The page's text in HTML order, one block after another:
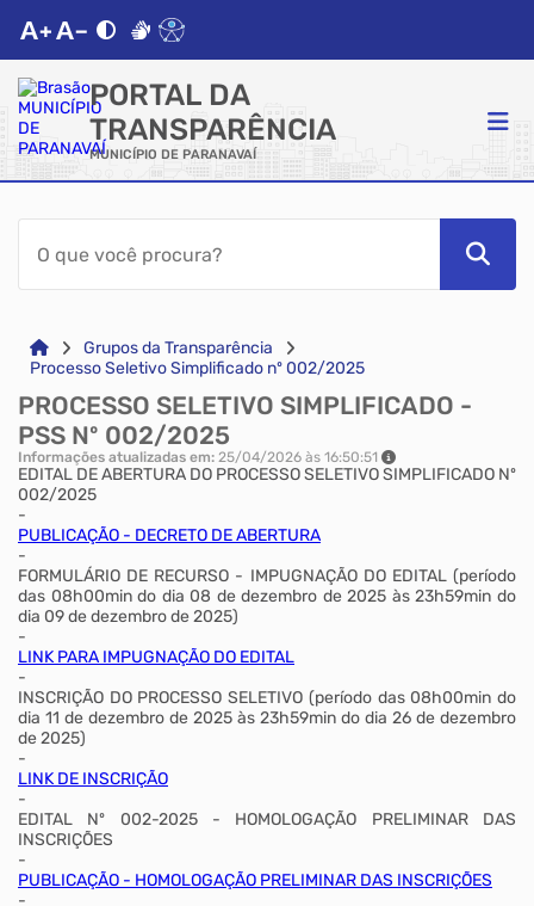
PORTAL DA
TRANSPARÊNCIA
MUNICÍPIO DE PARANAVAÍ
ACESSO RÁPIDO
Acessibilidade
Cidadão
Autoatendimento
Mapa do Site
Grupos da Transparência
Processo Seletivo Simplificado nº 002/2025
PROCESSO SELETIVO SIMPLIFICADO -
PSS Nº 002/2025
Informações atualizadas em: 25/04/2026 às 16:50:51
EDITAL DE ABERTURA DO PROCESSO SELETIVO SIMPLIFICADO Nº
002/2025
-
PUBLICAÇÃO - DECRETO DE ABERTURA
-
FORMULÁRIO DE RECURSO - IMPUGNAÇÃO DO EDITAL (período
das 08h00min do dia 08 de dezembro de 2025 às 23h59min do
dia 09 de dezembro de 2025)
-
LINK PARA IMPUGNAÇÃO DO EDITAL
-
INSCRIÇÃO DO PROCESSO SELETIVO (período das 08h00min do
dia 11 de dezembro de 2025 às 23h59min do dia 26 de dezembro
de 2025)
-
LINK DE INSCRIÇÃO
-
EDITAL Nº 002-2025 - HOMOLOGAÇÃO PRELIMINAR DAS
INSCRIÇÕES
-
PUBLICAÇÃO - HOMOLOGAÇÃO PRELIMINAR DAS INSCRIÇÕES
-